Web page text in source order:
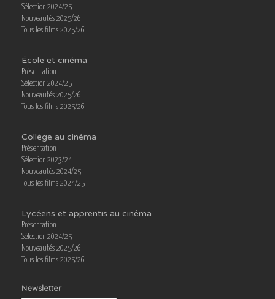
Sélection 2024/25
Nouveautés 2025/26
Tous les films 2025/26
École et cinéma
Présentation
Sélection 2024/25
Nouveautés 2025/26
Tous les films 2025/26
Collège au cinéma
Présentation
Sélection 2023/24
Nouveautés 2024/25
Tous les films 2024/25
Lycéens et apprentis au cinéma
Présentation
Sélection 2024/25
Nouveautés 2025/26
Tous les films 2025/26
Newsletter